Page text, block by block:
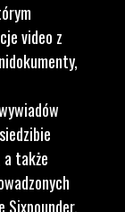
video z
a także
Sixpounder.